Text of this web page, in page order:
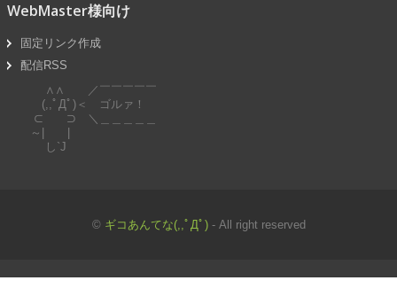
WebMaster様向け
固定リンク作成
配信RSS
∧∧ ／￣￣￣￣￣
(,,ﾟДﾟ)＜ ゴルァ！
⊂ ⊃ ＼＿＿＿＿＿
～| |
し`J
© ギコあんてな(,,ﾟДﾟ)- All right reserved